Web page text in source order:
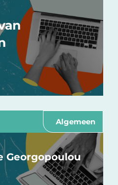
Algemeen
Georgopoulou